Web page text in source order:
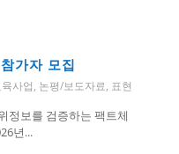
가자 모집
육사업, 논평/보도자료, 표현
정보를 검증하는 팩트체
년...